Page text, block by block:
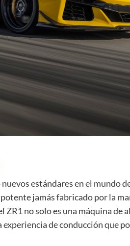
estándares en el mundo
jamás fabricado por la
no solo es una máquina de
de conducción que